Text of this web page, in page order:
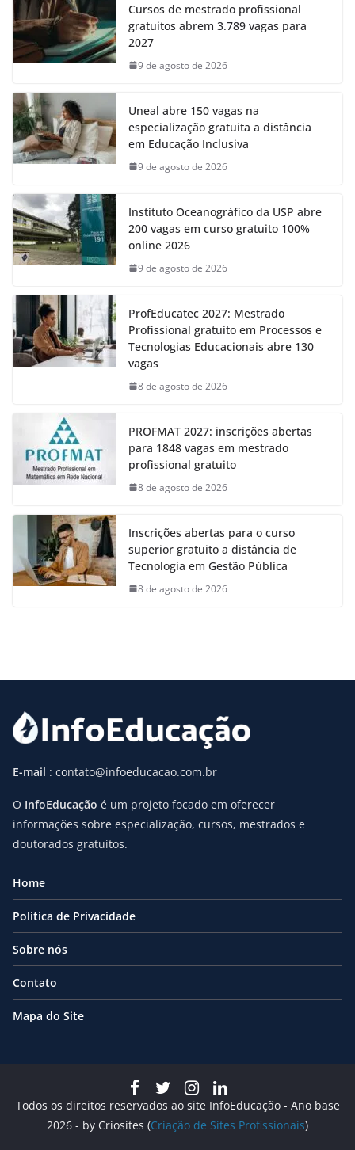
Cursos de mestrado profissional
gratuitos abrem 3.789 vagas para
2027
9 de agosto de 2026
Uneal abre 150 vagas na
especialização gratuita a distância
em Educação Inclusiva
9 de agosto de 2026
Instituto Oceanográfico da USP abre
200 vagas em curso gratuito 100%
online 2026
9 de agosto de 2026
ProfEducatec 2027: Mestrado
Profissional gratuito em Processos e
Tecnologias Educacionais abre 130
vagas
8 de agosto de 2026
PROFMAT 2027: inscrições abertas
para 1848 vagas em mestrado
profissional gratuito
8 de agosto de 2026
Inscrições abertas para o curso
superior gratuito a distância de
Tecnologia em Gestão Pública
8 de agosto de 2026
E-mail : contato@infoeducacao.com.br
O InfoEducação é um projeto focado em oferecer
informações sobre especialização, cursos, mestrados e
doutorados gratuitos.
Home
Politica de Privacidade
Sobre nós
Contato
Mapa do Site
Todos os direitos reservados ao site InfoEducação - Ano base
2026 - by Criosites (Criação de Sites Profissionais)